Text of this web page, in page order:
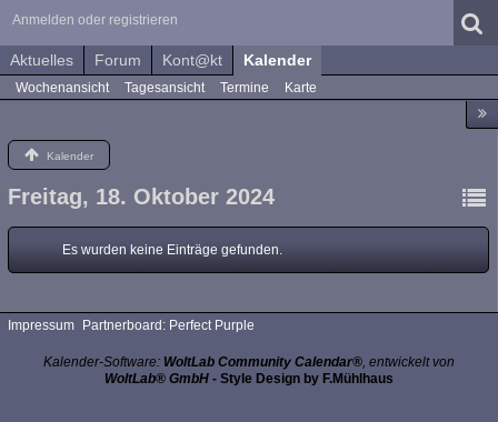
Anmelden oder registrieren
Aktuelles Forum Kont@kt Kalender
Wochenansicht Tagesansicht Termine Karte
Kalender
Freitag, 18. Oktober 2024
Es wurden keine Einträge gefunden.
Impressum Partnerboard: Perfect Purple
Kalender-Software: WoltLab Community Calendar®, entwickelt von
WoltLab® GmbH